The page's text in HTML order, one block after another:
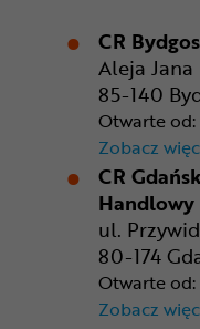
CR
Aleja Jana
85-140
Otwarte
Zobacz
CR
Handlowy
ul.
80-174
Otwarte
Zobacz